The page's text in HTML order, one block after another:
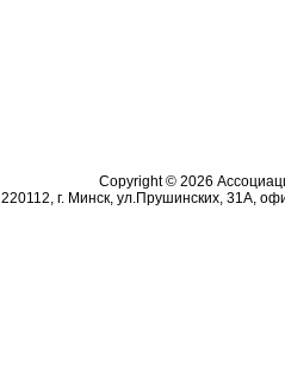
Copyright © 2026
220112, г. Минск, ул.Прушинских, 31А,